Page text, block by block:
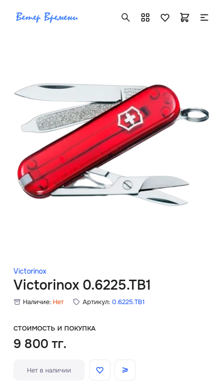
Victorinox
Victorinox 0.6225.TB1
Наличие: Нет Артикул: 0.6225.TB1
СТОИМОСТЬ И ПОКУПКА
9 800 тг.
Нет в наличии
+7 ( 705 ) 181-42-50
info@vetervremeni.kz
Авторизация
Каталог
Мужские часы
Главная
О нас